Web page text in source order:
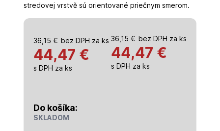
stredovej vrstvě sú orientované priečnym smerom.
36,15 € bez DPH za ks
44,47 €
s DPH za ks
36,15 € bez DPH za ks
44,47 €
s DPH za ks
Do košíka:
SKLADOM